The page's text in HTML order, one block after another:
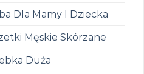
Dla Mamy I Dziecka
Męskie Skórzane
Duża